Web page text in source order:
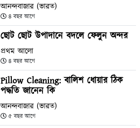
আনন্দবাজার (ভারত)
৪ বছর আগে
ছোট ছোট উপাদানে বদলে ফেলুন অন্দর
প্রথম আলো
৪ বছর আগে
Pillow Cleaning: বালিশ ধোয়ার ঠিক
পদ্ধতি জানেন কি
আনন্দবাজার (ভারত)
৫ বছর আগে